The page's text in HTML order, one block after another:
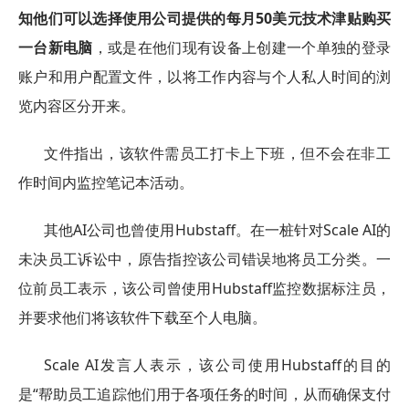
知他们可以选择使用公司提供的每月50美元技术津贴购买
一台新电脑 ，或是在他们现有设备上创建一个单独的登录
账户和用户配置文件，以将工作内容与个人私人时间的浏
览内容区分开来。
文件指出，该软件需员工打卡上下班，但不会在非工
作时间内监控笔记本活动。
其他AI公司也曾使用Hubstaff。在一桩针对Scale AI的
未决员工诉讼中，原告指控该公司错误地将员工分类。一
位前员工表示，该公司曾使用Hubstaff监控数据标注员，
并要求他们将该软件下载至个人电脑。
Scale AI发言人表示，该公司使用Hubstaff的目的
是“帮助员工追踪他们用于各项任务的时间，从而确保支付